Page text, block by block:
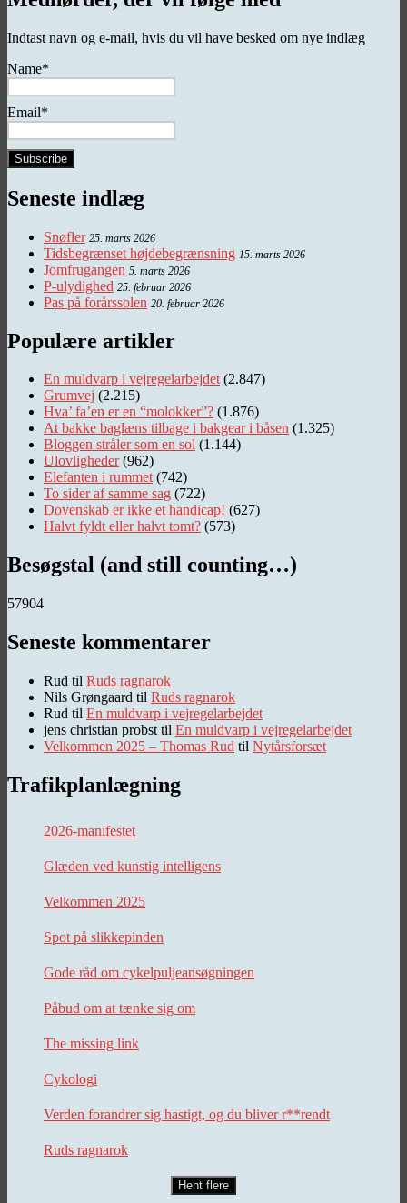
Indtast navn og e-mail, hvis du vil have besked om nye indlæg
Name*
Email*
Seneste indlæg
Snøfler 25. marts 2026
Tidsbegrænset højdebegrænsning 15. marts 2026
Jomfrugangen 5. marts 2026
P-ulydighed 25. februar 2026
Pas på forårssolen 20. februar 2026
Populære artikler
En muldvarp i vejregelarbejdet (2.847)
Grumvej (2.215)
Hva’ fa’en er en “molokker”? (1.876)
At bakke baglæns tilbage i bakgear i båsen (1.325)
Bloggen stråler som en sol (1.144)
Ulovligheder (962)
Elefanten i rummet (742)
To sider af samme sag (722)
Dovenskab er ikke et handicap! (627)
Halvt fyldt eller halvt tomt? (573)
Besøgstal (and still counting…)
57904
Seneste kommentarer
Rud til Ruds ragnarok
Nils Grøngaard til Ruds ragnarok
Rud til En muldvarp i vejregelarbejdet
jens christian probst til En muldvarp i vejregelarbejdet
Velkommen 2025 – Thomas Rud til Nytårsforsæt
Trafikplanlægning
2026-manifestet
Glæden ved kunstig intelligens
Velkommen 2025
Spot på slikkepinden
Gode råd om cykelpuljeansøgningen
Påbud om at tænke sig om
The missing link
Cykologi
Verden forandrer sig hastigt, og du bliver r**rendt
Ruds ragnarok
Hent flere